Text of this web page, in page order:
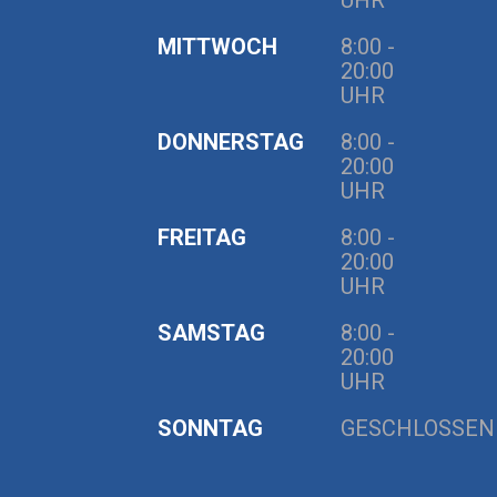
MITTWOCH
8:00 -
20:00
UHR
DONNERSTAG
8:00 -
20:00
UHR
FREITAG
8:00 -
20:00
UHR
SAMSTAG
8:00 -
20:00
UHR
SONNTAG
GESCHLOSSEN